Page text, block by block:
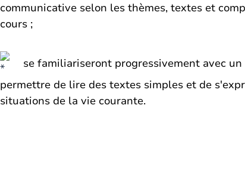
communicative selon les thèmes, textes et
cours ;
se familiariseront progressivement avec
permettre de lire des textes simples et de
situations de la vie courante.